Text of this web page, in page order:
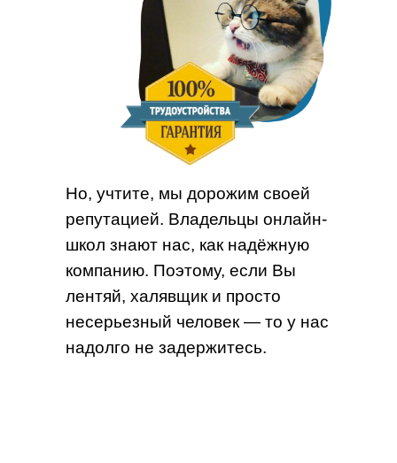
Но, учтите, мы дорожим своей
репутацией. Владельцы онлайн-
школ знают нас, как надёжную
компанию. Поэтому, если Вы
лентяй, халявщик и просто
несерьезный человек — то у нас
надолго не задержитесь.